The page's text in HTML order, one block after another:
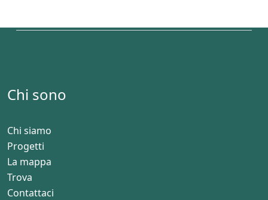
Chi sono
Chi siamo
Progetti
La mappa
Trova
Contattaci